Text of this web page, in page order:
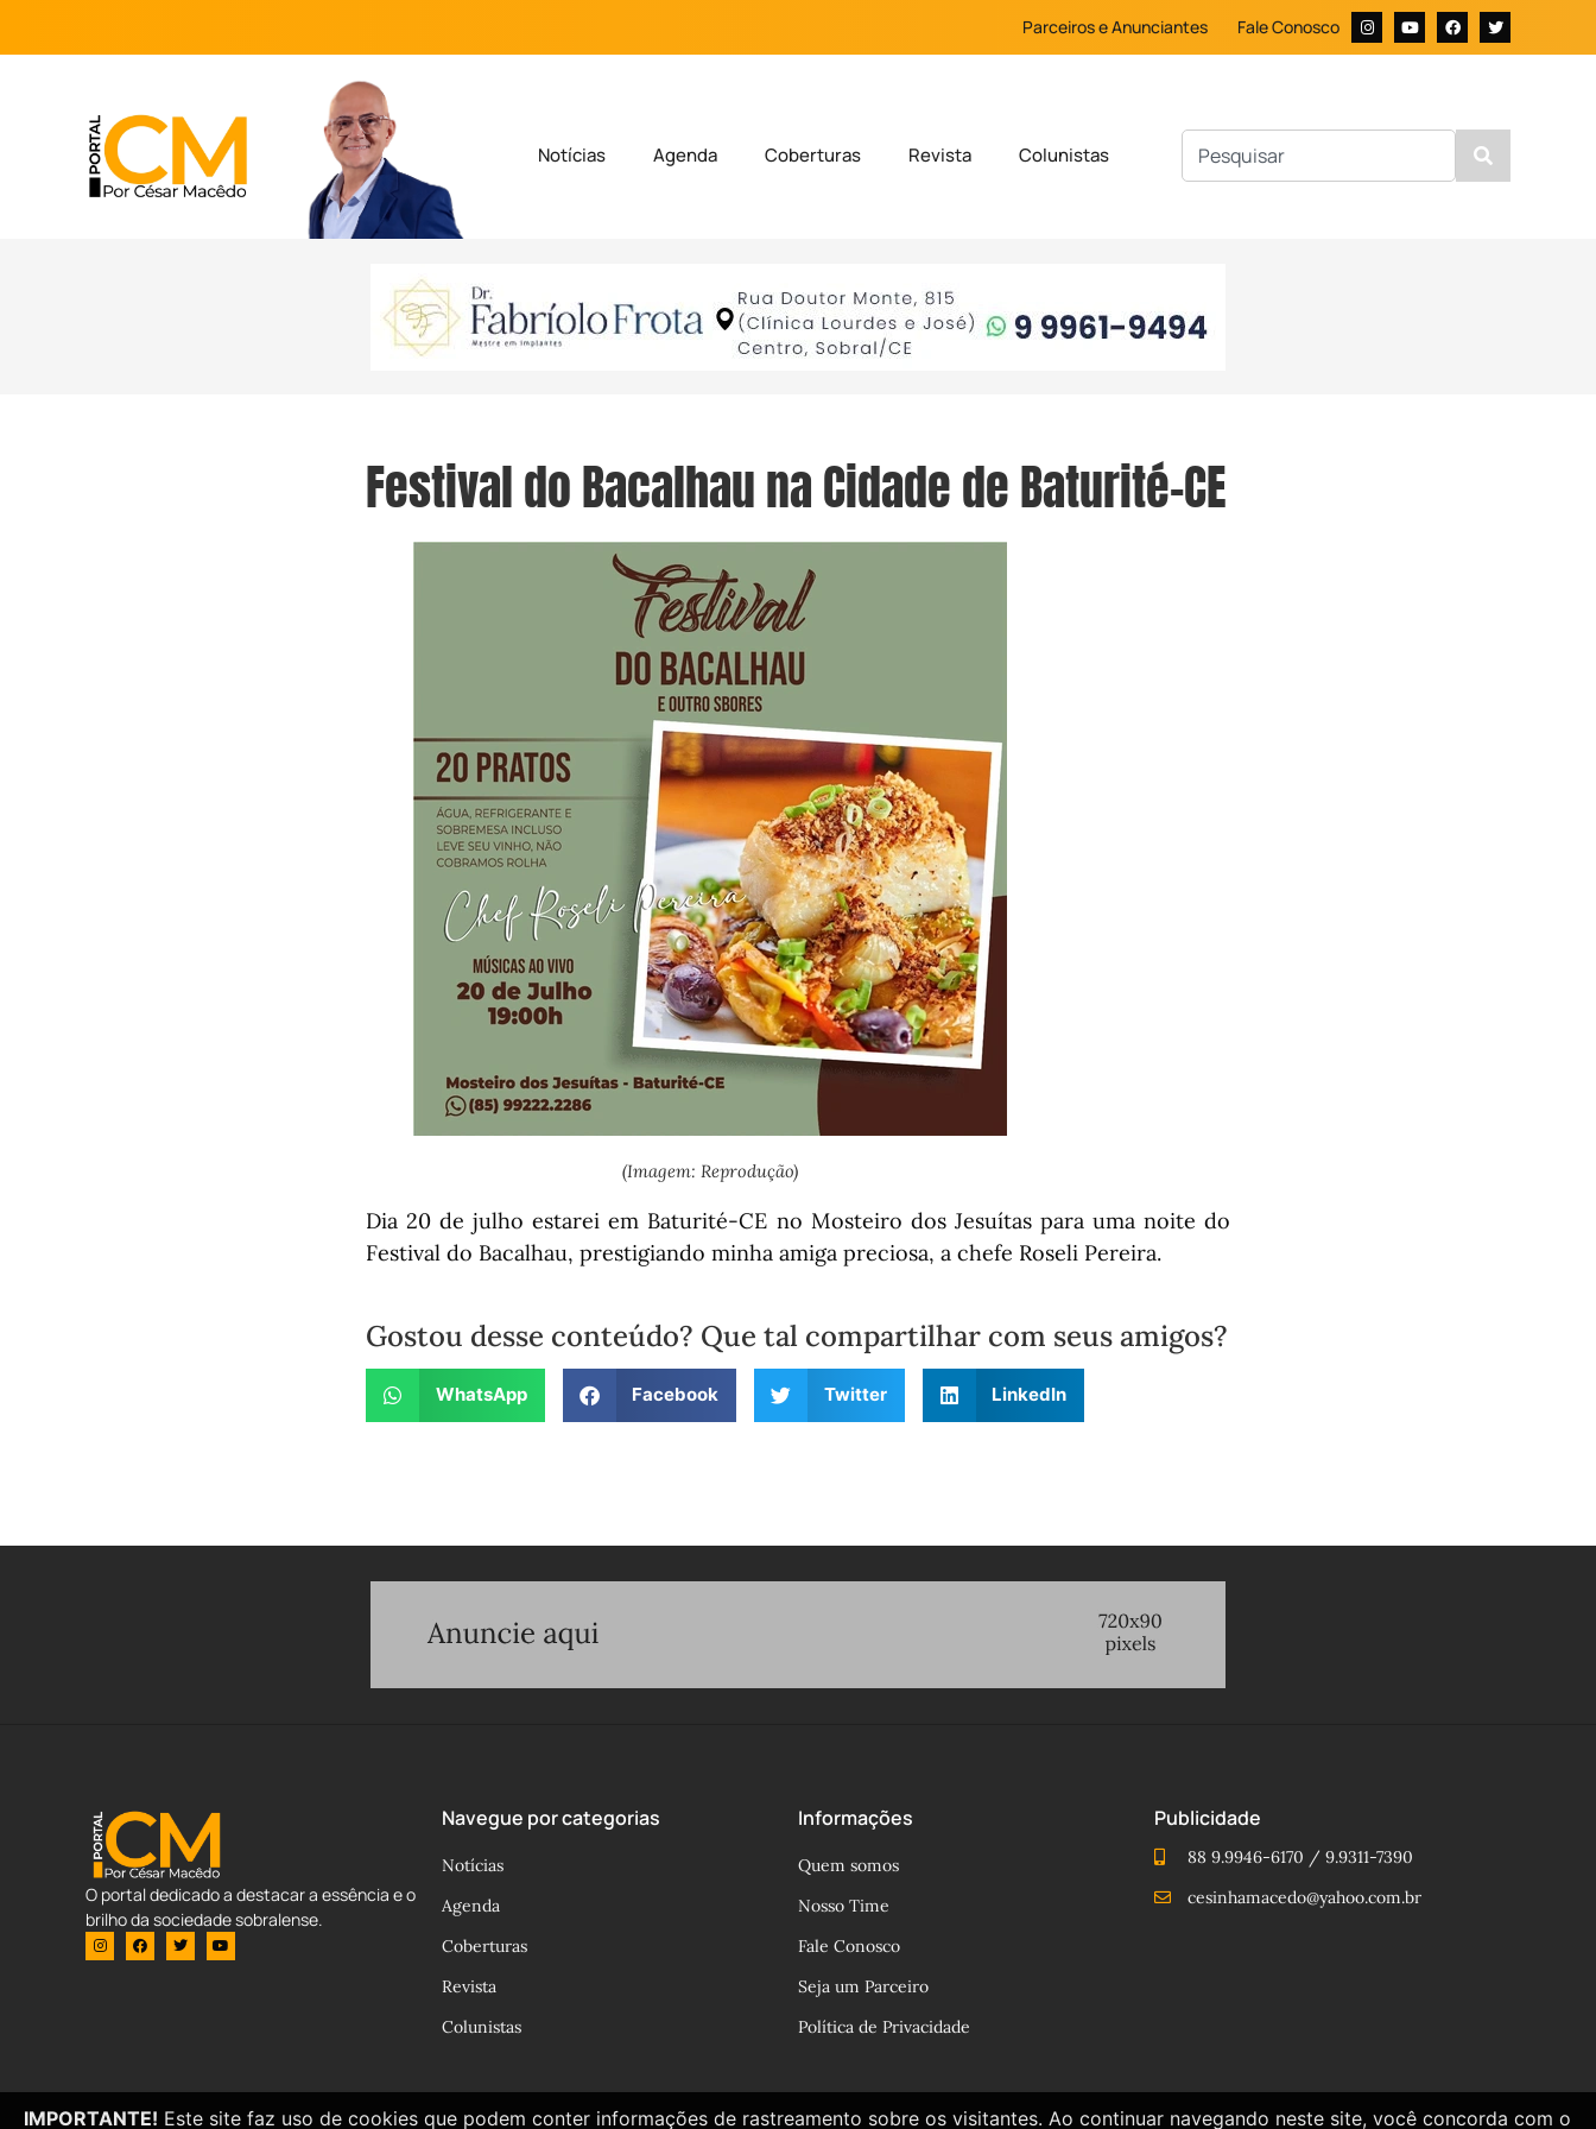
Parceiros e Anunciantes Fale Conosco
Notícias Agenda Coberturas Revista Colunistas
Festival do Bacalhau na Cidade de Baturité-CE
(Imagem: Reprodução)
Dia 20 de julho estarei em Baturité-CE no Mosteiro dos Jesuítas para uma noite do
Festival do Bacalhau, prestigiando minha amiga preciosa, a chefe Roseli Pereira.
Gostou desse conteúdo? Que tal compartilhar com seus amigos?
WhatsApp Facebook Twitter LinkedIn
O portal dedicado a destacar a essência e o
brilho da sociedade sobralense.
Navegue por categorias
Notícias
Agenda
Coberturas
Revista
Colunistas
Informações
Quem somos
Nosso Time
Fale Conosco
Seja um Parceiro
Política de Privacidade
Publicidade
88 9.9946-6170 / 9.9311-7390
cesinhamacedo@yahoo.com.br
IMPORTANTE! Este site faz uso de cookies que podem conter informações de rastreamento sobre os visitantes. Ao continuar navegando neste site, você concorda com o